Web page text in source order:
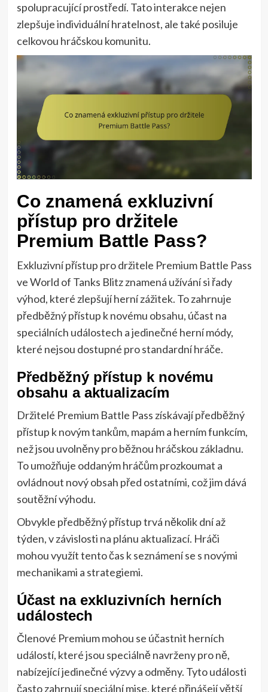
spolupracující prostředí. Tato interakce nejen
zlepšuje individuální hratelnost, ale také posiluje
celkovou hráčskou komunitu.
Co znamená exkluzivní
přístup pro držitele
Premium Battle Pass?
Exkluzivní přístup pro držitele Premium Battle Pass
ve World of Tanks Blitz znamená užívání si řady
výhod, které zlepšují herní zážitek. To zahrnuje
předběžný přístup k novému obsahu, účast na
speciálních událostech a jedinečné herní módy,
které nejsou dostupné pro standardní hráče.
Předběžný přístup k novému
obsahu a aktualizacím
Držitelé Premium Battle Pass získávají předběžný
přístup k novým tankům, mapám a herním funkcím,
než jsou uvolněny pro běžnou hráčskou základnu.
To umožňuje oddaným hráčům prozkoumat a
ovládnout nový obsah před ostatními, což jim dává
soutěžní výhodu.
Obvykle předběžný přístup trvá několik dní až
týden, v závislosti na plánu aktualizací. Hráči
mohou využít tento čas k seznámení se s novými
mechanikami a strategiemi.
Účast na exkluzivních herních
událostech
Členové Premium mohou se účastnit herních
událostí, které jsou speciálně navrženy pro ně,
nabízející jedinečné výzvy a odměny. Tyto události
často zahrnují speciální mise, které přinášejí větší